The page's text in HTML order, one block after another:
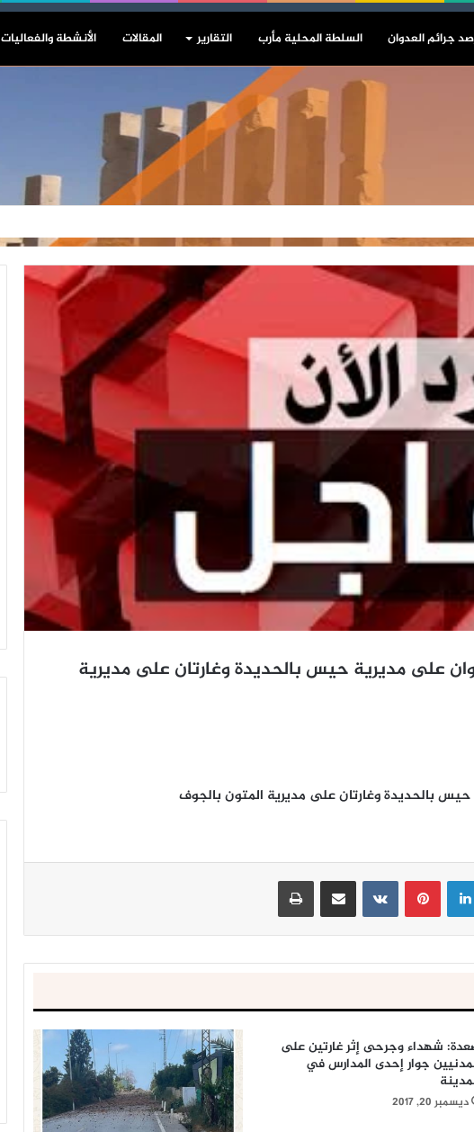
جرائم العدوان السلطة المحلية مأرب التقارير المقالات الأنشطة والفعاليات
على مديرية حيس بالحديدة وغارتان على مديرية
بالحديدة وغارتان على مديرية المتون بالجوف
لينكدإنبينتيريست مشاركة عبر البريد طباعة
شهداء وجرحى إثر غارتين على
جوار إحدى المدارس في
ديسمبر 20, 2017